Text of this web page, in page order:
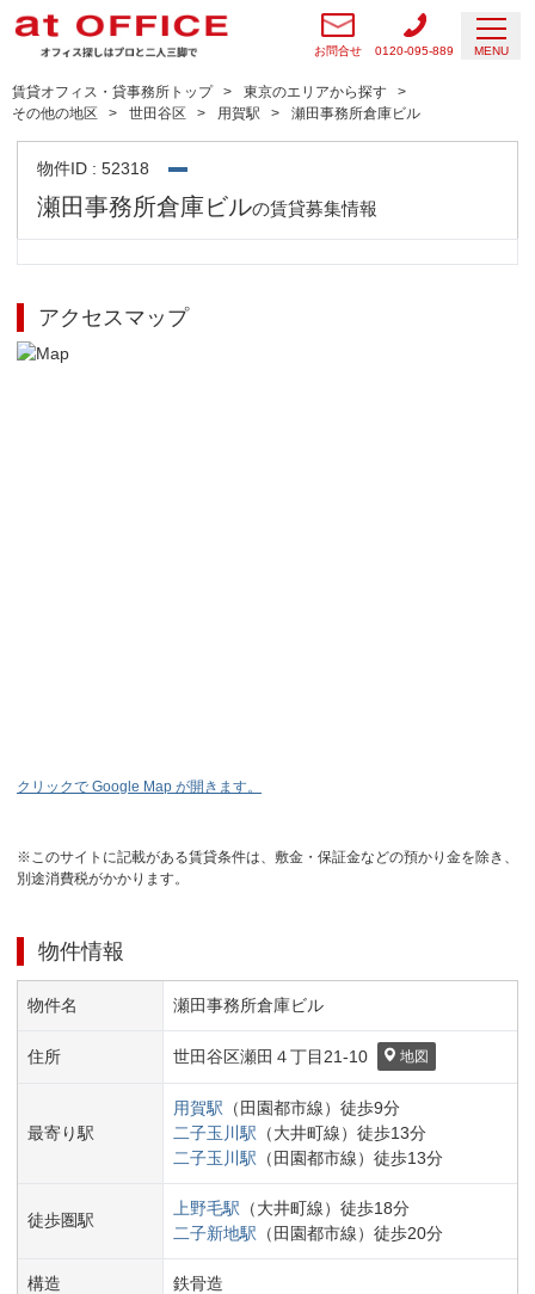
お問合せ 0120-095-889 MENU
賃貸オフィス・貸事務所トップ
東京のエリアから探す
その他の地区
世田谷区 用賀駅 瀬田事務所倉庫ビル
物件ID : 52318
瀬田事務所倉庫ビルの賃貸募集情報
アクセスマップ
クリックで Google Map が開きます。
※このサイトに記載がある賃貸条件は、敷金・保証金などの預かり金を除き、
別途消費税がかかります。
物件情報
物件名 瀬田事務所倉庫ビル
住所 世田谷区瀬田４丁目 21-10 地図
最寄り駅
用賀駅 （ 田園都市線） 徒歩9分
二子玉川 駅 （大井町線） 徒歩13分
二子玉川 駅 （ 田園都市線） 徒歩13分
徒歩圏駅
上野毛駅 （大井町線） 徒歩18分
二子新地駅 （ 田園都市線） 徒歩20分
構造 鉄骨造